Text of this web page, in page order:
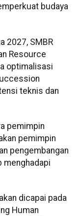
budaya
2027, SMBR
Resource
optimalisasi
teknis dan
pemimpin
pemimpin
pengembangan
menghadapi
dicapai pada
Human